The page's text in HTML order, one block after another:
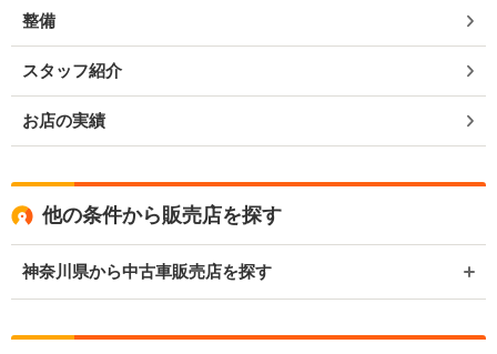
整備
スタッフ紹介
お店の実績
他の条件から販売店を探す
神奈川県から中古車販売店を探す